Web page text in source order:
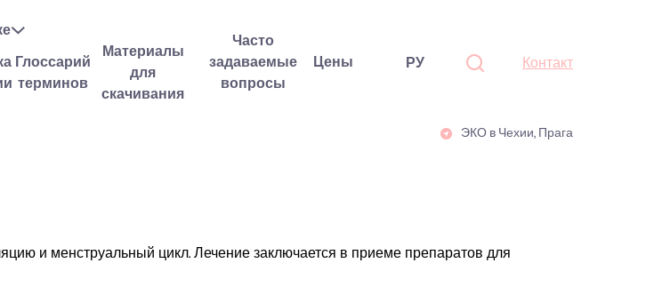
Глоссарий
терминов
Материалы
для
скачивания
Часто
задаваемые
вопросы
Цены РУ Контакт
ЭКО в Чехии, Прага
и менструальный цикл. Лечение заключается в приеме препаратов для